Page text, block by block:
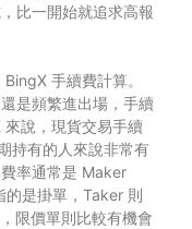
比一開始就追求高報
手續費計算。
是頻繁進出場，手續
說，現貨交易手續
持有的人來說非常有
率通常是 Maker
是掛單，Taker 則
限價單則比較有機會